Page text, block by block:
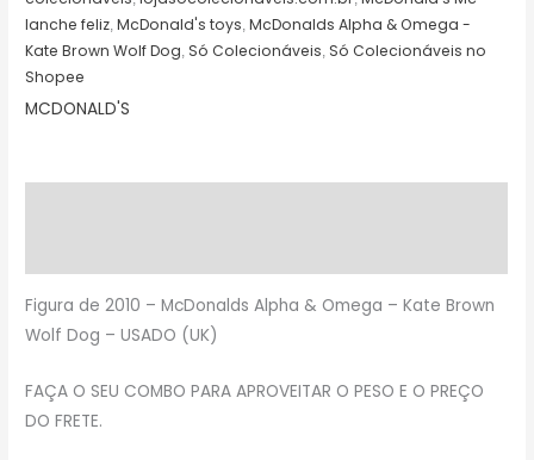
lanche feliz ,McDonald's toys ,McDonalds Alpha & Omega -
Kate Brown Wolf Dog ,Só Colecionáveis ,Só Colecionáveis no
Shopee
MCDONALD'S
Figura de 2010 – McDonalds Alpha & Omega – Kate Brown
Wolf Dog – USADO (UK)
FAÇA O SEU COMBO PARA APROVEITAR O PESO E O PREÇO
DO FRETE.